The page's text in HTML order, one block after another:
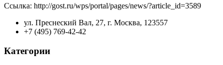
Cсылка: http://gost.ru/wps/portal/pages/news/?article_id=3589
ул. Преснеский Вал, 27, г. Москва, 123557
+7 (495) 769-42-42
Категории